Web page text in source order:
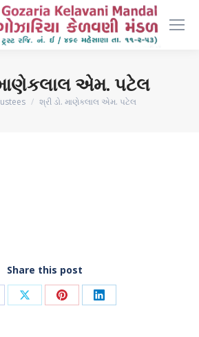
માણેકલાલ એમ. પટેલ
શ્રી ડો. માણેકલાલ એમ. પટેલ
Share this post
Share Share Share